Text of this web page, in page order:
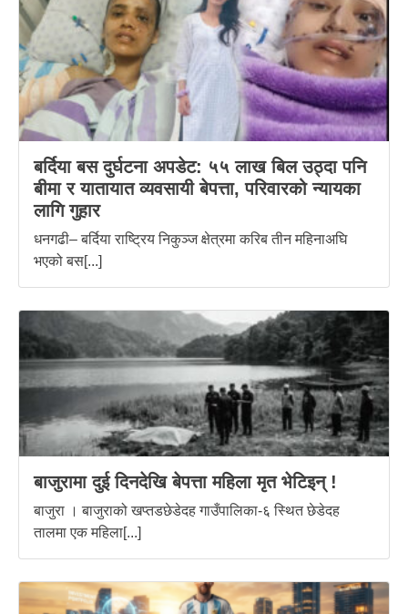
बर्दिया बस दुर्घटना अपडेट: ५५ लाख बिल उठ्दा पनि
बीमा र यातायात व्यवसायी बेपत्ता, परिवारको न्यायका
लागि गुहार
धनगढी– बर्दिया राष्ट्रिय निकुञ्ज क्षेत्रमा करिब तीन महिनाअघि
भएको बस[...]
बाजुरामा दुई दिनदेखि बेपत्ता महिला मृत भेटिइन् !
बाजुरा । बाजुराको खप्तडछेडेदह गाउँपालिका-६ स्थित छेडेदह
तालमा एक महिला[...]